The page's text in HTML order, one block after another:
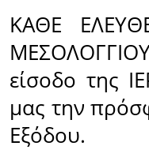
ΚΑΘΕ
είσοδο της
μας την
Εξόδου.